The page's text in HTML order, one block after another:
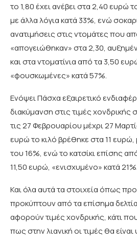
το 1,80 έχει ανέβει στα 2,40 ευρώ
με άλλα λόγια κατά 33%, ενώ
ανατιμήσεις στις ντομάτες που
«απογειώθηκαν» στα 2,30,
και στα ντοματίνια από τα 3,50
«φουσκωμένες» κατά 57%.
Ενόψει Πάσχα εξαιρετικό
διακύμανση στις τιμές χονδρικής
τις 27 Φεβρουαρίου μέχρι 27
ευρώ το κιλό βρέθηκε στα 11
του 16%, ενώ το κατσίκι επίσης
11,50 ευρώ, «ενισχυμένο» κατά 21%.
Και όλα αυτά τα στοιχεία όπως
προκύπτουν από τα επίσημα
αφορούν τιμές χονδρικής, κάτι
πως στην λιανική οι τιμές θα